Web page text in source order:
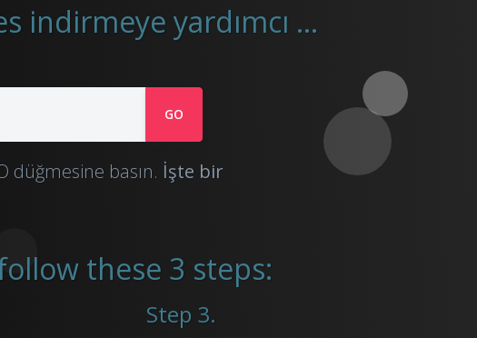
Very.Ninja, Audiomack'tan mp3 dosyasına ses indirmeye yardımcı olur
GO
düğmesine basın. İşte bir
these 3 steps:
Step 3.